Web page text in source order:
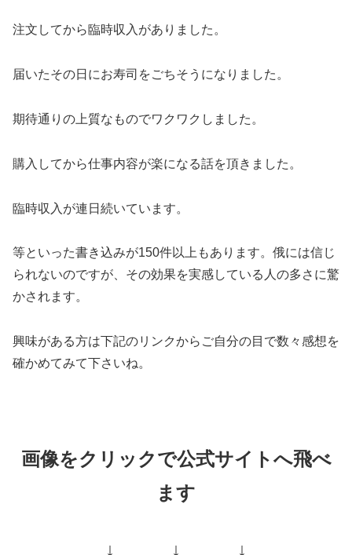
注文してから臨時収入がありました。
届いたその日にお寿司をごちそうになりました。
期待通りの上質なものでワクワクしました。
購入してから仕事内容が楽になる話を頂きました。
臨時収入が連日続いています。
等といった書き込みが150件以上もあります。俄には信じ
られないのですが、その効果を実感している人の多さに驚
かされます。
興味がある方は下記のリンクからご自分の目で数々感想を
確かめてみて下さいね。
画像をクリックで公式サイトへ飛べ
ます
↓ ↓ ↓